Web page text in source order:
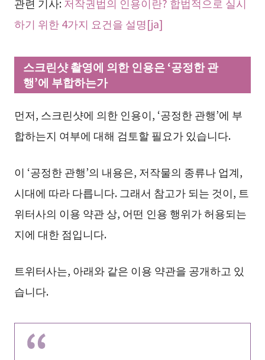
하기 위한 4가지 요건을 설명[ja]
스크린샷 촬영에 의한 인용은 ‘공정한 관
행’에 부합하는가
먼저, 스크린샷에 의한 인용이, ‘공정한 관행’에 부
합하는지 여부에 대해 검토할 필요가 있습니다.
이 ‘공정한 관행’의 내용은, 저작물의 종류나 업계,
시대에 따라 다릅니다. 그래서 참고가 되는 것이, 트
위터사의 이용 약관 상, 어떤 인용 행위가 허용되는
지에 대한 점입니다.
트위터사는, 아래와 같은 이용 약관을 공개하고 있
습니다.